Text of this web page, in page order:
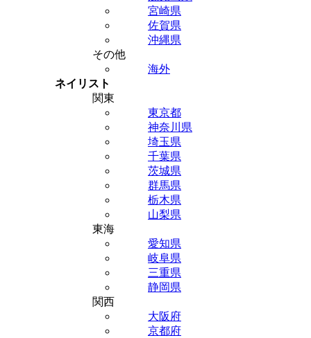
宮崎県
佐賀県
沖縄県
その他
海外
ネイリスト
関東
東京都
神奈川県
埼玉県
千葉県
茨城県
群馬県
栃木県
山梨県
東海
愛知県
岐阜県
三重県
静岡県
関西
大阪府
京都府